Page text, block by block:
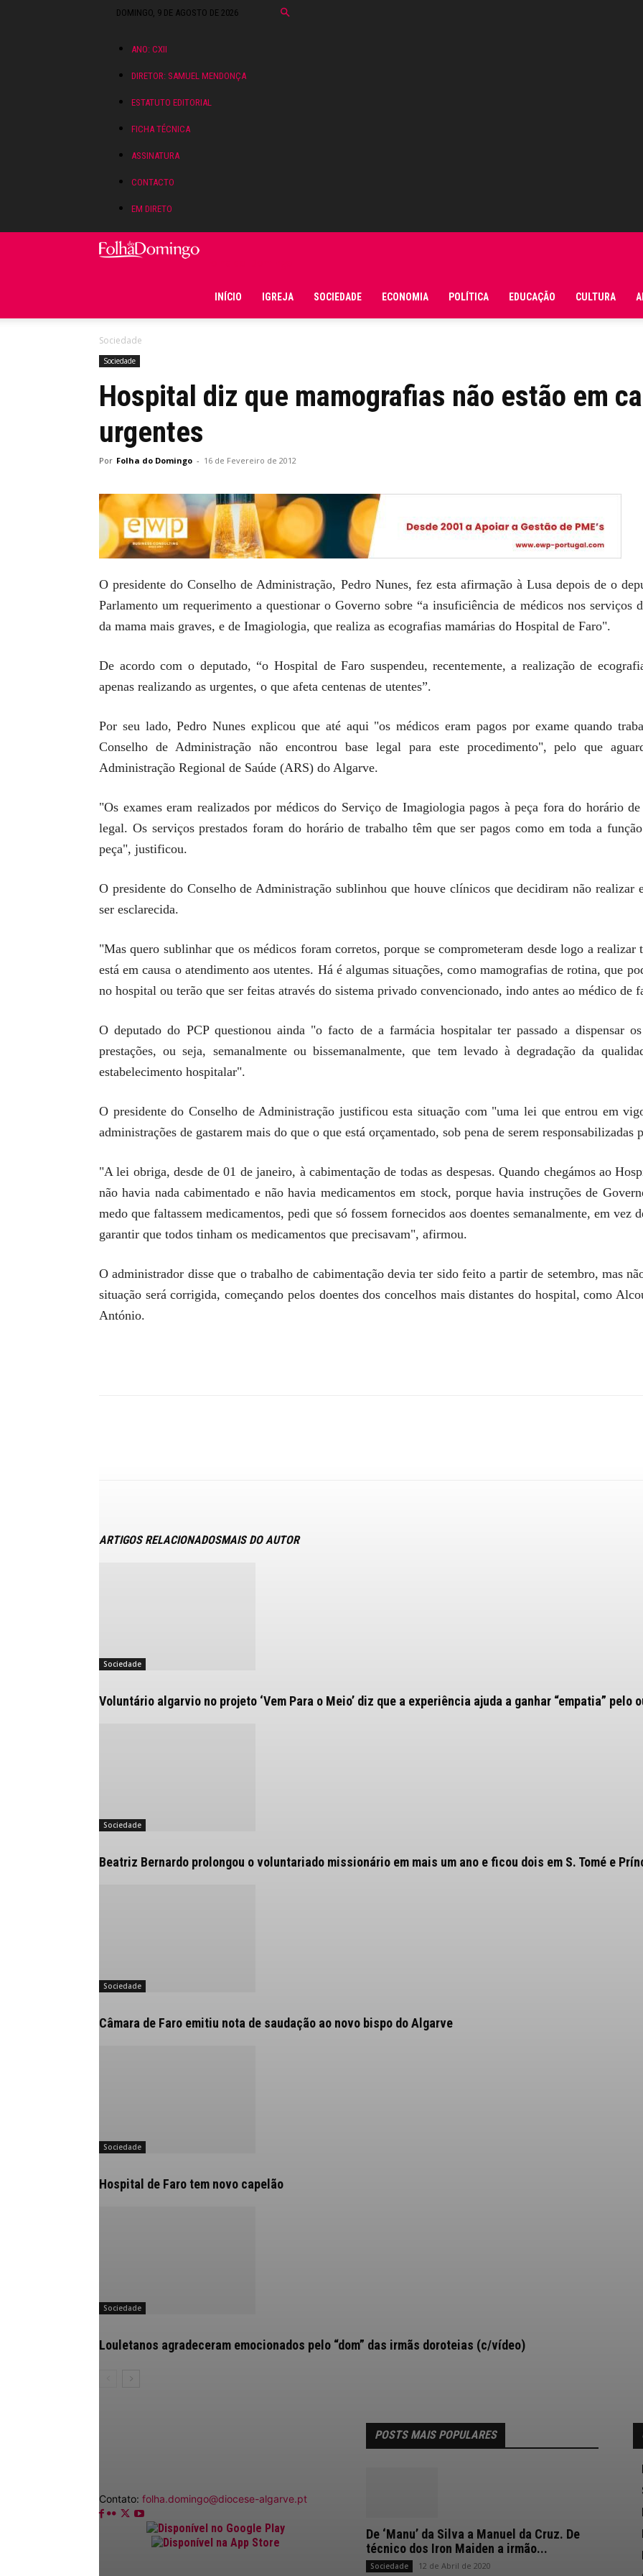
DOMINGO, 9 DE AGOSTO DE 2026
ANO: CXII
DIRETOR: SAMUEL MENDONÇA
ESTATUTO EDITORIAL
FICHA TÉCNICA
ASSINATURA
CONTACTO
EM DIRETO
INÍCIO IGREJA SOCIEDADE ECONOMIA POLÍTICA EDUCAÇÃO CULTURA
Sociedade
Sociedade
Hospital diz que mamografias não estão em
urgentes
Por Folha do Domingo - 16 de Fevereiro de 2012
O presidente do Conselho de Administração, Pedro Nunes, fez esta afirmação à Lusa depois de o
Parlamento um requerimento a questionar o Governo sobre “a insuficiência de médicos nos serviços
da mama mais graves, e de Imagiologia, que realiza as ecografias mamárias do Hospital de Faro".
De acordo com o deputado, “o Hospital de Faro suspendeu, recentemente, a realização de
apenas realizando as urgentes, o que afeta centenas de utentes”.
Por seu lado, Pedro Nunes explicou que até aqui "os médicos eram pagos por exame quando
Conselho de Administração não encontrou base legal para este procedimento", pelo que
Administração Regional de Saúde (ARS) do Algarve.
"Os exames eram realizados por médicos do Serviço de Imagiologia pagos à peça fora do horário
legal. Os serviços prestados foram do horário de trabalho têm que ser pagos como em toda a
peça", justificou.
O presidente do Conselho de Administração sublinhou que houve clínicos que decidiram não realizar
ser esclarecida.
"Mas quero sublinhar que os médicos foram corretos, porque se comprometeram desde logo a realizar
está em causa o atendimento aos utentes. Há é algumas situações, como mamografias de rotina, que
no hospital ou terão que ser feitas através do sistema privado convencionado, indo antes ao médico de
O deputado do PCP questionou ainda "o facto de a farmácia hospitalar ter passado a dispensar
prestações, ou seja, semanalmente ou bissemanalmente, que tem levado à degradação da
estabelecimento hospitalar".
O presidente do Conselho de Administração justificou esta situação com "uma lei que entrou em
administrações de gastarem mais do que o que está orçamentado, sob pena de serem responsabilizadas
"A lei obriga, desde de 01 de janeiro, à cabimentação de todas as despesas. Quando chegámos ao
não havia nada cabimentado e não havia medicamentos em stock, porque havia instruções de
medo que faltassem medicamentos, pedi que só fossem fornecidos aos doentes semanalmente, em vez
garantir que todos tinham os medicamentos que precisavam", afirmou.
O administrador disse que o trabalho de cabimentação devia ter sido feito a partir de setembro, mas
situação será corrigida, começando pelos doentes dos concelhos mais distantes do hospital, como
António.
ARTIGOS RELACIONADOSMAIS DO AUTOR
Sociedade
Voluntário algarvio no projeto ‘Vem Para o Meio’ diz que a experiência ajuda a ganhar “empatia” pelo
Sociedade
Beatriz Bernardo prolongou o voluntariado missionário em mais um ano e ficou dois em S. Tomé e
Sociedade
Câmara de Faro emitiu nota de saudação ao novo bispo do Algarve
Sociedade
Hospital de Faro tem novo capelão
Sociedade
Louletanos agradeceram emocionados pelo “dom” das irmãs doroteias (c/vídeo)
Contato: folha.domingo@diocese-algarve.pt
POSTS MAIS POPULARES
De ‘Manu’ da Silva a Manuel da Cruz. De
técnico dos Iron Maiden a irmão...
Sociedade 12 de Abril de 2020